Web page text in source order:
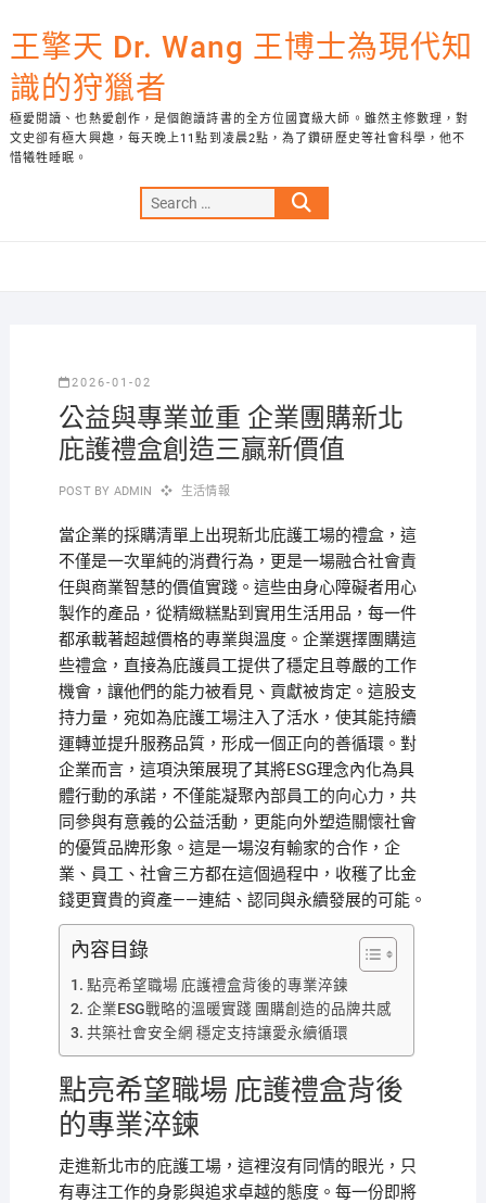
to
content
王擎天 Dr. Wang 王博士為現代知
識的狩獵者
極愛閱讀、也熱愛創作，是個飽讀詩書的全方位國寶級大師。雖然主修數理，對
文史卻有極大興趣，每天晚上11點到凌晨2點，為了鑽研歷史等社會科學，他不
惜犧牲睡眠。
Search
…
2026-01-02
公益與專業並重 企業團購新北
庇護禮盒創造三贏新價值
POST BY ADMIN 生活情報
當企業的採購清單上出現新北庇護工場的禮盒，這
不僅是一次單純的消費行為，更是一場融合社會責
任與商業智慧的價值實踐。這些由身心障礙者用心
製作的產品，從精緻糕點到實用生活用品，每一件
都承載著超越價格的專業與溫度。企業選擇團購這
些禮盒，直接為庇護員工提供了穩定且尊嚴的工作
機會，讓他們的能力被看見、貢獻被肯定。這股支
持力量，宛如為庇護工場注入了活水，使其能持續
運轉並提升服務品質，形成一個正向的善循環。對
企業而言，這項決策展現了其將ESG理念內化為具
體行動的承諾，不僅能凝聚內部員工的向心力，共
同參與有意義的公益活動，更能向外塑造關懷社會
的優質品牌形象。這是一場沒有輸家的合作，企
業、員工、社會三方都在這個過程中，收穫了比金
錢更寶貴的資產——連結、認同與永續發展的可能。
內容目錄
點亮希望職場 庇護禮盒背後的專業淬鍊
企業ESG戰略的溫暖實踐 團購創造的品牌共感
共築社會安全網 穩定支持讓愛永續循環
點亮希望職場 庇護禮盒背後
的專業淬鍊
走進新北市的庇護工場，這裡沒有同情的眼光，只
有專注工作的身影與追求卓越的態度。每一份即將